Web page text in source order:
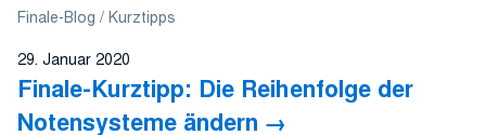
Finale-Blog
Kurztipps
29. Januar 2020
Finale-Kurztipp: Die Reihenfolge der
Notensysteme ändern